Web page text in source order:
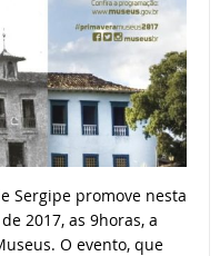
Sergipe promove nesta
2017, as 9horas, a
O evento, que